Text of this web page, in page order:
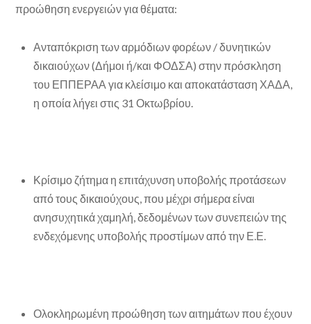
προώθηση ενεργειών για θέματα:
Ανταπόκριση των αρμόδιων φορέων / δυνητικών
δικαιούχων (Δήμοι ή/και ΦΟΔΣΑ) στην πρόσκληση
του ΕΠΠΕΡΑΑ για κλείσιμο και αποκατάσταση ΧΑΔΑ,
η οποία λήγει στις 31 Οκτωβρίου.
Κρίσιμο ζήτημα η επιτάχυνση υποβολής προτάσεων
από τους δικαιούχους, που μέχρι σήμερα είναι
ανησυχητικά χαμηλή, δεδομένων των συνεπειών της
ενδεχόμενης υποβολής προστίμων από την Ε.Ε.
Ολοκληρωμένη προώθηση των αιτημάτων που έχουν